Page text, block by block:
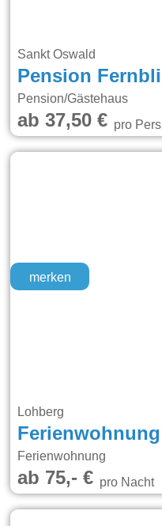
Sankt Oswald
Pension
Pension/Gästehaus
ab 37,50 €pro
merken
Lohberg
Ferienwohnung
ab 75,- €pro Nacht